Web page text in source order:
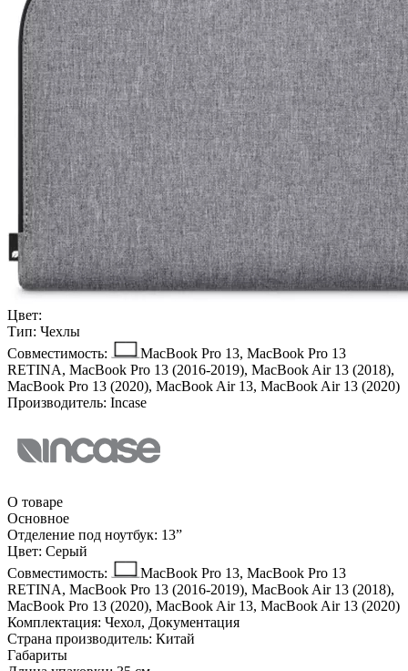
Цвет:
Тип: Чехлы
Совместимость:
MacBook Pro 13, MacBook Pro 13
RETINA, MacBook Pro 13 (2016-2019), MacBook Air 13 (2018),
MacBook Pro 13 (2020), MacBook Air 13, MacBook Air 13 (2020)
Производитель: Incase
О товаре
Основное
Отделение под ноутбук: 13ˮ
Цвет: Серый
Совместимость:
MacBook Pro 13, MacBook Pro 13
RETINA, MacBook Pro 13 (2016-2019), MacBook Air 13 (2018),
MacBook Pro 13 (2020), MacBook Air 13, MacBook Air 13 (2020)
Комплектация: Чехол, Документация
Страна производитель: Китай
Габариты